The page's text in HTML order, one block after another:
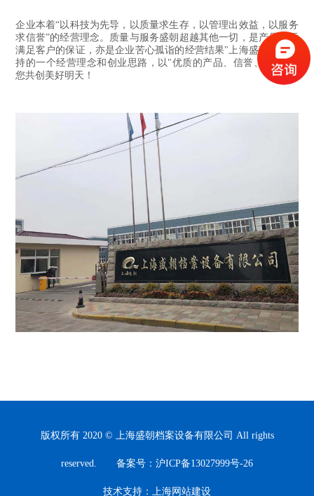
企业本着“以科技为先导，以质量求生存，以管理出效益，以服务
求信誉”的经营理念。质量与服务盛朝超越其他一切，是产品永远
满足客户的保证，亦是企业苦心孤诣的经营结果"上海盛朝始终坚
持的一个经营理念和创业思路，以"优质的产品、信誉、服务"与
您共创美好明天！
版权所有 2020 © 上海盛朝档案设备有限公司 All rights
reserved. 备案号：沪ICP备13027999号-26
技术支持： 上海网站建设